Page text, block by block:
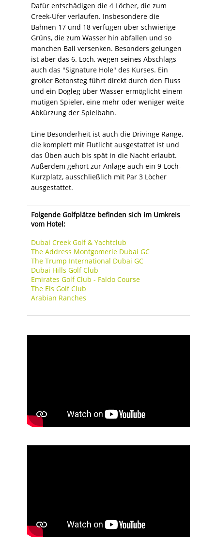
Dafür entschädigen die 4 Löcher, die zum
Creek-Ufer verlaufen. Insbesondere die
Bahnen 17 und 18 verfügen über schwierige
Grüns, die zum Wasser hin abfallen und so
manchen Ball versenken. Besonders gelungen
ist aber das 6. Loch, wegen seines Abschlags
auch das "Signature Hole" des Kurses. Ein
großer Betonsteg führt direkt durch den Fluss
und ein Dogleg über Wasser ermöglicht einem
mutigen Spieler, eine mehr oder weniger weite
Abkürzung der Spielbahn.
Eine Besonderheit ist auch die Drivinge Range,
die komplett mit Flutlicht ausgestattet ist und
das Üben auch bis spät in die Nacht erlaubt.
Außerdem gehört zur Anlage auch ein 9-Loch-
Kurzplatz, ausschließlich mit Par 3 Löcher
ausgestattet.
Folgende Golfplätze befinden sich im Umkreis
vom Hotel:
Dubai Creek Golf & Yachtclub
The Address Montgomerie Dubai GC
The Trump International Dubai GC
Dubai Hills Golf Club
Emirates Golf Club - Faldo Course
The Els Golf Club
Arabian Ranches